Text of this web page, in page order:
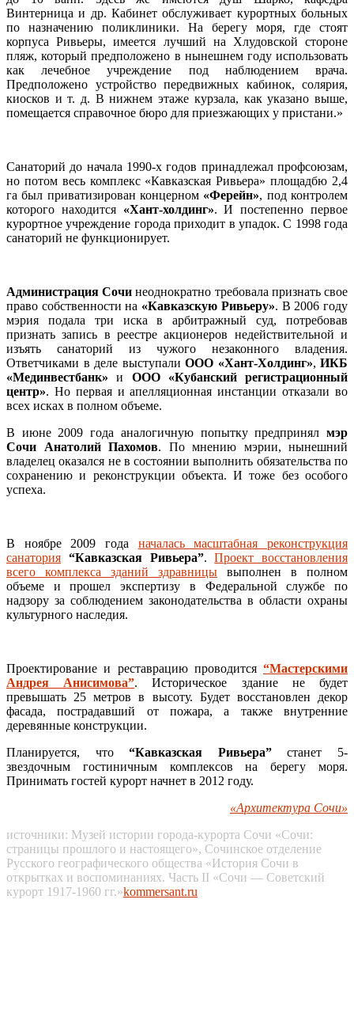
Винтерница и др. Кабинет обслуживает курортных больных
по назначению поликлиники. На берегу моря, где стоят
корпуса Ривьеры, имеется лучший на Хлудовской стороне
пляж, который предположено в нынешнем году использовать
как лечебное учреждение под наблюдением врача.
Предположено устройство передвижных кабинок, солярия,
киосков и т. д. В нижнем этаже курзала, как указано выше,
помещается справочное бюро для приезжающих у пристани.»
Санаторий до начала 1990-х годов принадлежал профсоюзам,
но потом весь комплекс «Кавказская Ривьера» площадбю 2,4
га был приватизирован концерном «Ферейн», под контролем
которого находится «Хант-холдинг». И постепенно первое
курортное учреждение города приходит в упадок. С 1998 года
санаторий не функционирует.
Администрация Сочи неоднократно требовала признать свое
право собственности на «Кавказскую Ривьеру». В 2006 году
мэрия подала три иска в арбитражный суд, потребовав
признать запись в реестре акционеров недействительной и
изъять санаторий из чужого незаконного владения.
Ответчиками в деле выступали ООО «Хант-Холдинг», ИКБ
«Мединвестбанк» и ООО «Кубанский регистрационный
центр». Но первая и апелляционная инстанции отказали во
всех исках в полном объеме.
В июне 2009 года аналогичную попытку предпринял мэр
Сочи Анатолий Пахомов. По мнению мэрии, нынешний
владелец оказался не в состоянии выполнить обязательства по
сохранению и реконструкции объекта. И тоже без особого
успеха.
В ноябре 2009 года началась масштабная реконструкция
санатория “Кавказская Ривьера”.Проект восстановления
всего комплекса зданий здравницы выполнен в полном
объеме и прошел экспертизу в Федеральной службе по
надзору за соблюдением законодательства в области охраны
культурного наследия.
Проектирование и реставрацию проводится “Мастерскими
Андрея Анисимова”. Историческое здание не будет
превышать 25 метров в высоту. Будет восстановлен декор
фасада, пострадавший от пожара, а также внутренние
деревянные конструкции.
Планируется, что“Кавказская Ривьера”станет 5-
звездочным гостиничным комплексов на берегу моря.
Принимать гостей курорт начнет в 2012 году.
«Архитектура Сочи»
источники: Музей истории города-курорта Сочи «Сочи:
страницы прошлого и настоящего», Сочинское отделение
Русского географического общества «История Сочи в
открытках и воспоминаниях. Часть II «Сочи — Советский
курорт 1917-1960 гг.»kommersant.ru